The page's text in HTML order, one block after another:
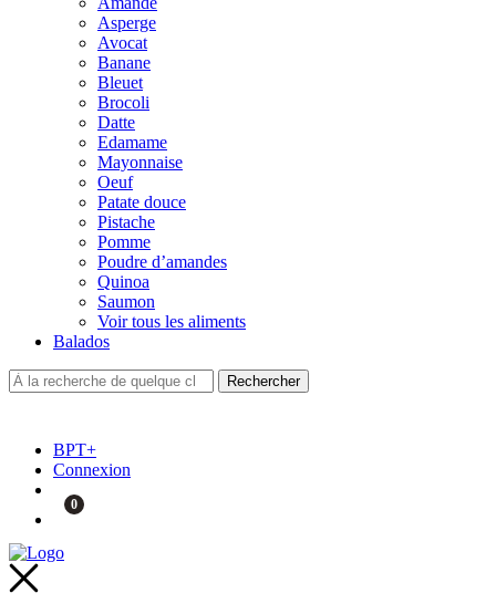
Asperge
Avocat
Banane
Bleuet
Brocoli
Datte
Edamame
Mayonnaise
Oeuf
Patate douce
Pistache
Pomme
Poudre d’amandes
Quinoa
Saumon
Voir tous les aliments
Balados
BPT+
Connexion
0